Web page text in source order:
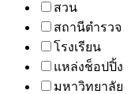
สวน
สถานีตำรวจ
โรงเรียน
แหล่งช็อปปิ้ง
มหาวิทยาลัย